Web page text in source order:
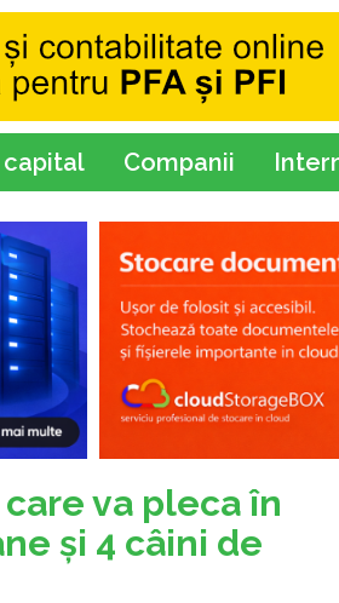
capital Companii
care va pleca în
şi 4 câini de